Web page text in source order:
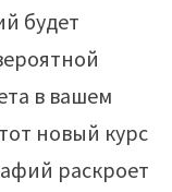
будет
в вашем
новый курс
раскроет